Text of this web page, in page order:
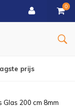
0
200 cm 8mm